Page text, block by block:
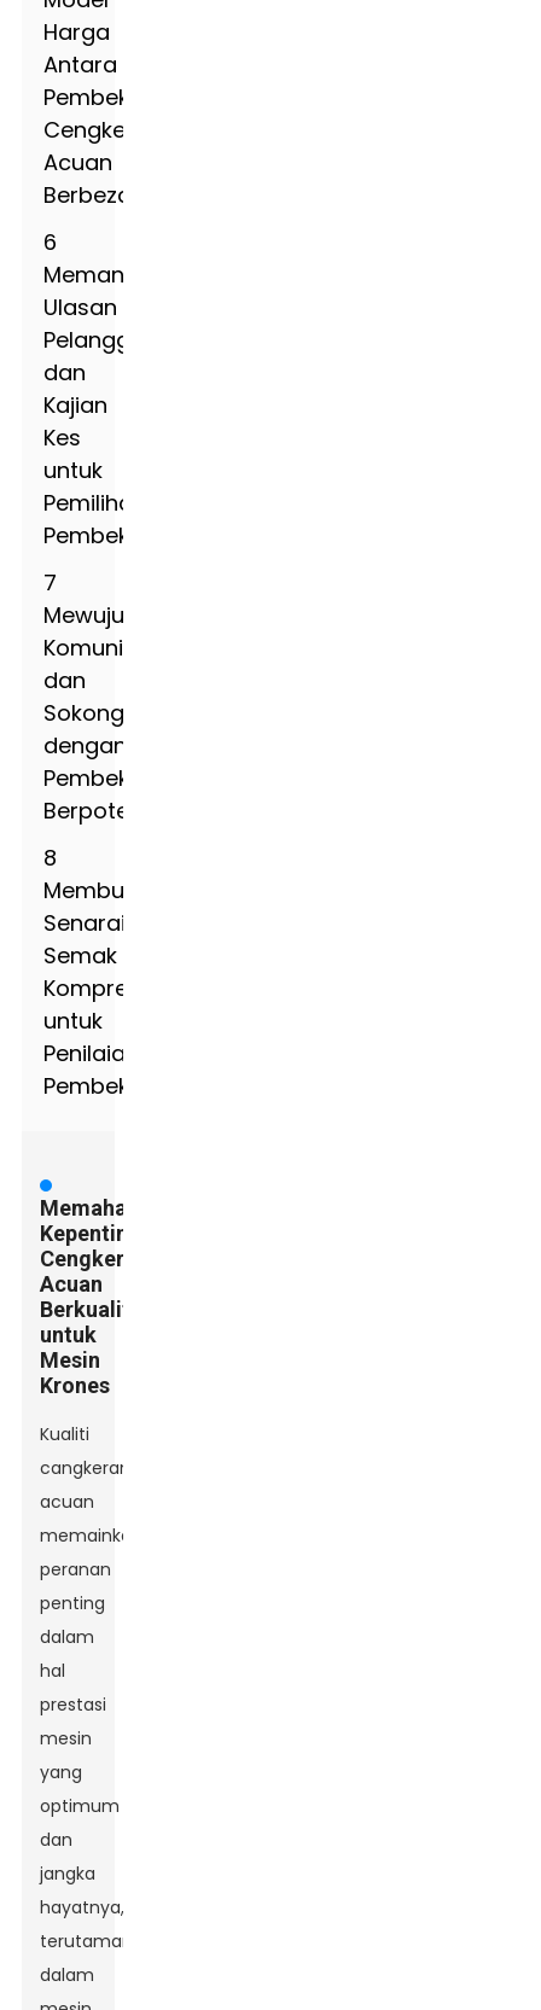
Harga
Antara
Pembekal
Cengkerang
Acuan
Berbeza
6
Memanfaatkan
Ulasan
Pelanggan
dan
Kajian
Kes
untuk
Pemilihan
Pembekal
7
Mewujudkan
Komunikasi
dan
Sokongan
dengan
Pembekal
Berpotensi
8
Membuat
Senarai
Semak
Komprehensif
untuk
Penilaian
Pembekal
Memahami
Kepentingan
Cengkerang
Acuan
Berkualiti
untuk
Mesin
Krones
Kualiti
cangkerang
acuan
memainkan
peranan
penting
dalam
hal
prestasi
mesin
yang
optimum
dan
jangka
hayatnya,
terutamanya
dalam